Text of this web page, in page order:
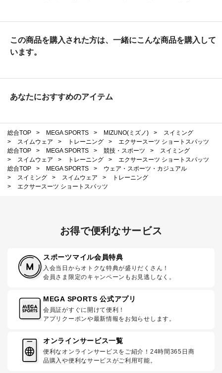
この商品を購入された方は、一緒にこんな商品を購入して
います。
あなたにおすすめのアイテム
総合TOP > MEGA SPORTS > MIZUNO(ミズノ) >
スイミング
>
スイムウェア > トレーニング >
エクサースーツ ショートスパッツ
総合TOP
> MEGA SPORTS > 競技・スポーツ >
スイミング
>
スイムウェア > トレーニング >
エクサースーツ ショートスパッツ
総合TOP
> MEGA SPORTS >
ウェア・スポーツ・カジュアル
>
スイミング > スイムウェア >
トレーニング
>
エクサースーツ ショートスパッツ
お得で便利なサービス
スポーツマイル会員特典
入会当日からオトクな特典が盛りだくさん！
会員さま限定のキャンペーンもお見逃しなく。
MEGA SPORTS 公式アプリ
会員証がすぐに開けて便利！
アプリクーポンや最新情報をお知らせします。
オンラインサービス一覧
便利なオンラインサービスをご紹介！24時間365日商
品購入や便利なサービスがご利用可能。